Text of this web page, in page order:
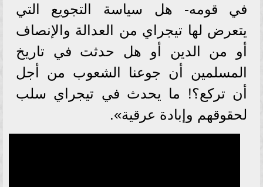
في قومه- هل سياسة التجويع التي
يتعرض لها تيجراي من العدالة والإنصاف
أو من الدين أو هل حدثت في تاريخ
المسلمين أن جوعنا الشعوب من أجل
أن تركع؟! ما يحدث في تيجراي سلب
لحقوقهم وإبادة عرقية».